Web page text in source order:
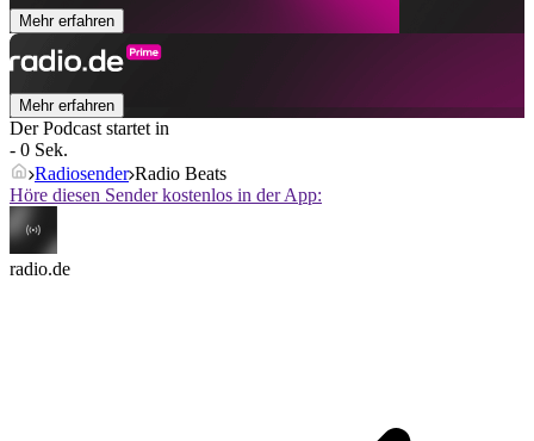
Mehr erfahren
Mehr erfahren
Der Podcast startet in
- 0 Sek.
Radiosender Radio Beats
Höre diesen Sender kostenlos in der App:
radio.de